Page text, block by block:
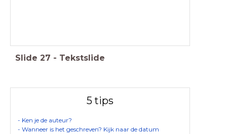
Slide 27 - Tekstslide
5 tips
- Ken je de auteur?
- Wanneer is het geschreven? Kijk naar de datum